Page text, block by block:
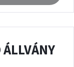
ÁLLVÁNY